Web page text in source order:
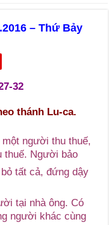
– Thứ Bảy
32
thánh Lu-ca.
người thu thuế,
thuế. Người bảo
tất cả, đứng dậy
tại nhà ông. Có
người khác cùng